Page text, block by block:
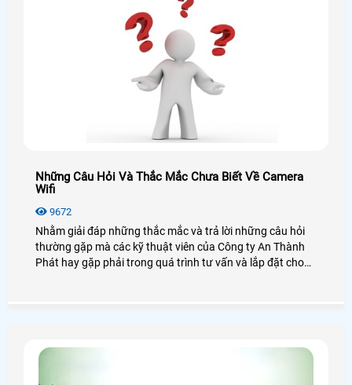
Những Câu Hỏi Và Thắc Mắc Chưa Biết Về Camera
Wifi
9672
Nhằm giải đáp những thắc mắc và trả lời những câu hỏi
thường gặp mà các kỹ thuật viên của Công ty An Thành
Phát hay gặp phải trong quá trình tư vấn và lắp đặt cho